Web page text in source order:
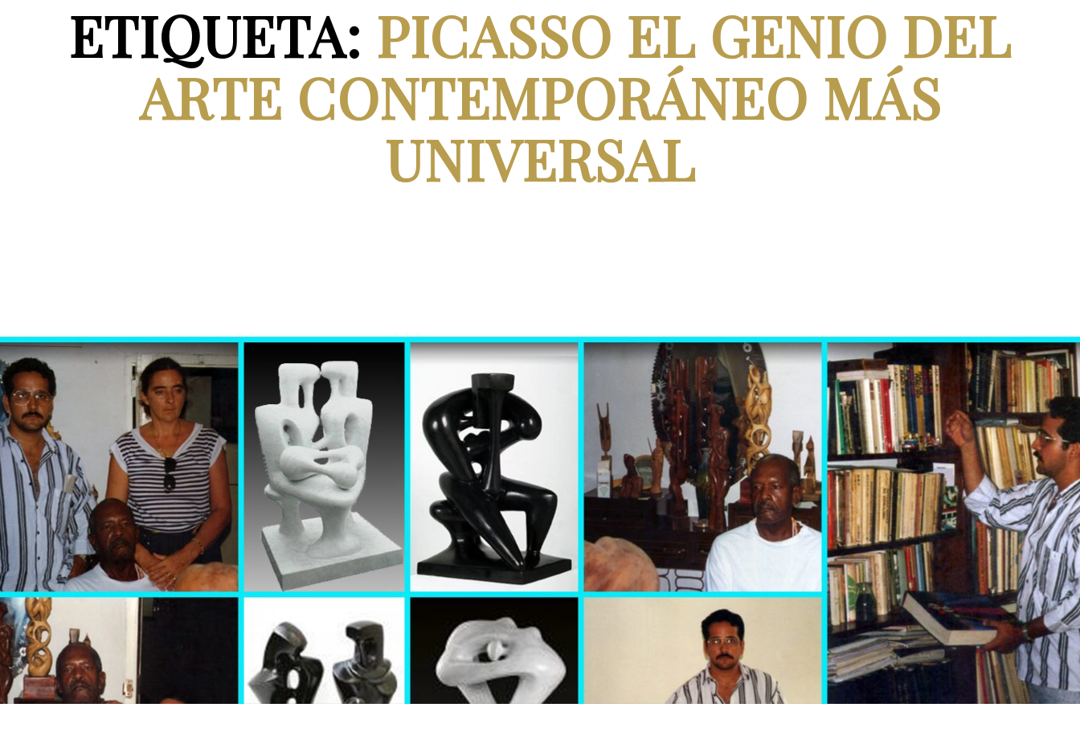
ETIQUETA: PICASSO EL GENIO DEL
ARTE CONTEMPORÁNEO MÁS
UNIVERSAL